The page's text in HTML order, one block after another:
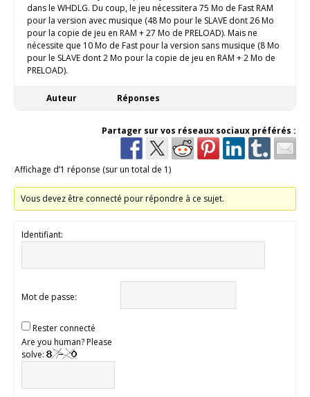
dans le WHDLG. Du coup, le jeu nécessitera 75 Mo de Fast RAM
pour la version avec musique (48 Mo pour le SLAVE dont 26 Mo
pour la copie de jeu en RAM + 27 Mo de PRELOAD). Mais ne
nécessite que 10 Mo de Fast pour la version sans musique (8 Mo
pour le SLAVE dont 2 Mo pour la copie de jeu en RAM + 2 Mo de
PRELOAD).
Auteur Réponses
Partager sur vos réseaux sociaux préférés :
Affichage d’1 réponse (sur un total de 1)
Vous devez être connecté pour répondre à ce sujet.
Identifiant:
Mot de passe:
Rester connecté
Are you human? Please
solve: